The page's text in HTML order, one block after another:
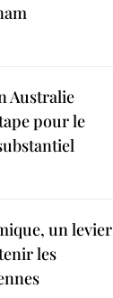
Australie
pour le
un levier
les